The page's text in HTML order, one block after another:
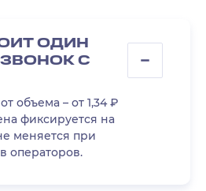
ОДИН
С
объема – от 1,34 ₽
фиксируется на
меняется при
операторов.